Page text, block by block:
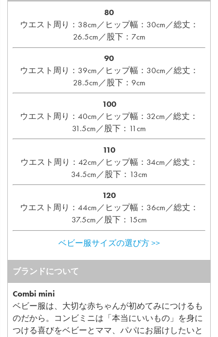
80
ウエスト周り：38cm／ヒップ幅：30cm／総丈：
26.5cm／股下：7cm
90
ウエスト周り：39cm／ヒップ幅：30cm／総丈：
28.5cm／股下：9cm
100
ウエスト周り：40cm／ヒップ幅：32cm／総丈：
31.5cm／股下：11cm
110
ウエスト周り：42cm／ヒップ幅：34cm／総丈：
34.5cm／股下：13cm
120
ウエスト周り：44cm／ヒップ幅：36cm／総丈：
37.5cm／股下：15cm
ベビー服サイズの選び方 >>
ブランドについて
Combi mini
ベビー服は、大切な赤ちゃんが初めてみにつけるも
のだから。コンビミニは「本当にいいもの」を身に
つける喜びをベビーとママ、パパにお届けしたいと